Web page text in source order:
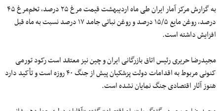
به گزارش مرکز آمار ایران طی ماه اردیبهشت قیمت مرغ ۲۵ درصد، تخم‌مرغ ۴۵
درصد، روغن مایع ۱۵/۵ درصد و روغن نباتی جامد ۱۷ درصد نسبت به ماه قبل
افزایش داشته است.
مجیدرضا حریری رئیس اتاق بازرگانی ایران و چین نیز معتقد است رکود تورمی
کنونی مربوط به اقدامات دولت پزشکیان پیش از جنگ ۴۰ روزه است و تأکید دارد
هنوز آثار اقتصادی جنگ نمایان نشده است.